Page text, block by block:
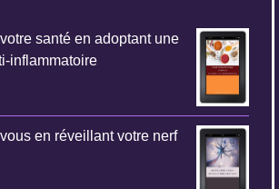
santé en adoptant une
inflammatoire
en réveillant votre nerf